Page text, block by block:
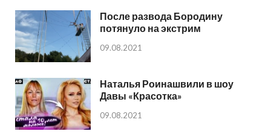
После развода Бородину
потянуло на экстрим
09.08.2021
Наталья Роинашвили в шоу
Давы «Красотка»
09.08.2021